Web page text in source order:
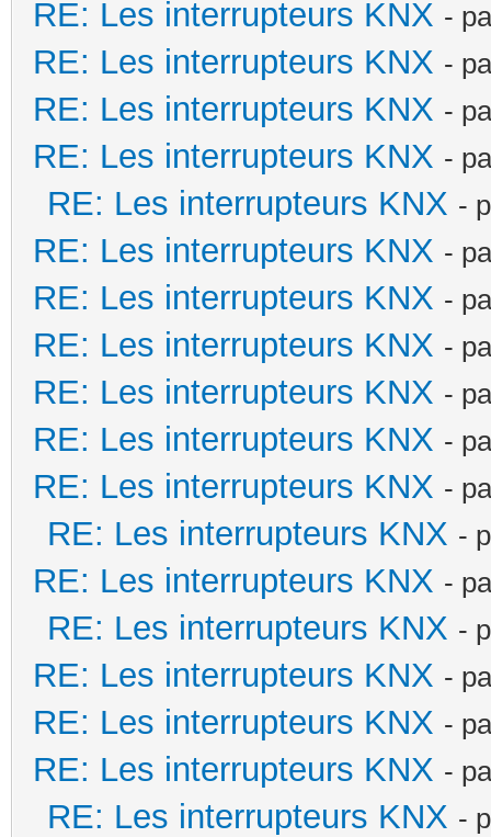
RE: Les interrupteurs KNX -
RE: Les interrupteurs KNX -
RE: Les interrupteurs KNX -
RE: Les interrupteurs KNX -
RE: Les interrupteurs KNX -
RE: Les interrupteurs KNX -
RE: Les interrupteurs KNX -
RE: Les interrupteurs KNX -
RE: Les interrupteurs KNX -
RE: Les interrupteurs KNX -
RE: Les interrupteurs KNX -
RE: Les interrupteurs KNX -
RE: Les interrupteurs KNX -
RE: Les interrupteurs KNX -
RE: Les interrupteurs KNX -
RE: Les interrupteurs KNX -
RE: Les interrupteurs KNX -
RE: Les interrupteurs KNX -